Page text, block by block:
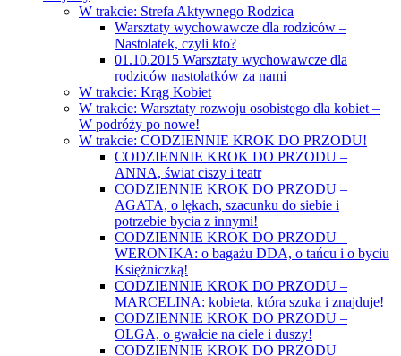
W trakcie: Strefa Aktywnego Rodzica
Warsztaty wychowawcze dla rodziców –
Nastolatek, czyli kto?
01.10.2015 Warsztaty wychowawcze dla
rodziców nastolatków za nami
W trakcie: Krąg Kobiet
W trakcie: Warsztaty rozwoju osobistego dla kobiet –
W podróży po nowe!
W trakcie: CODZIENNIE KROK DO PRZODU!
CODZIENNIE KROK DO PRZODU –
ANNA, świat ciszy i teatr
CODZIENNIE KROK DO PRZODU –
AGATA, o lękach, szacunku do siebie i
potrzebie bycia z innymi!
CODZIENNIE KROK DO PRZODU –
WERONIKA: o bagażu DDA, o tańcu i o byciu
Księżniczką!
CODZIENNIE KROK DO PRZODU –
MARCELINA: kobieta, która szuka i znajduje!
CODZIENNIE KROK DO PRZODU –
OLGA, o gwałcie na ciele i duszy!
CODZIENNIE KROK DO PRZODU –